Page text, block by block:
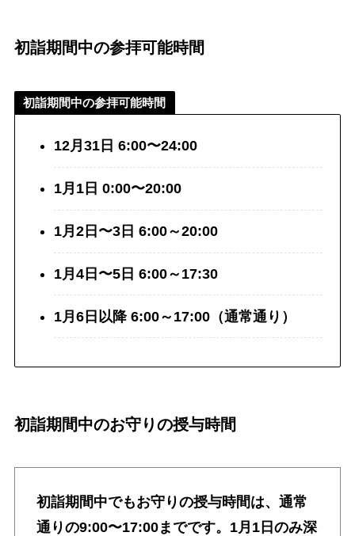
初詣期間中の参拝可能時間
初詣期間中の参拝可能時間
12月31日 6:00〜24:00
1月1日 0:00〜20:00
1月2日〜3日 6:00～20:00
1月4日〜5日 6:00～17:30
1月6日以降 6:00～17:00（通常通り）
初詣期間中のお守りの授与時間
初詣期間中でもお守りの授与時間は、通常
通りの9:00〜17:00までです。1月1日のみ深